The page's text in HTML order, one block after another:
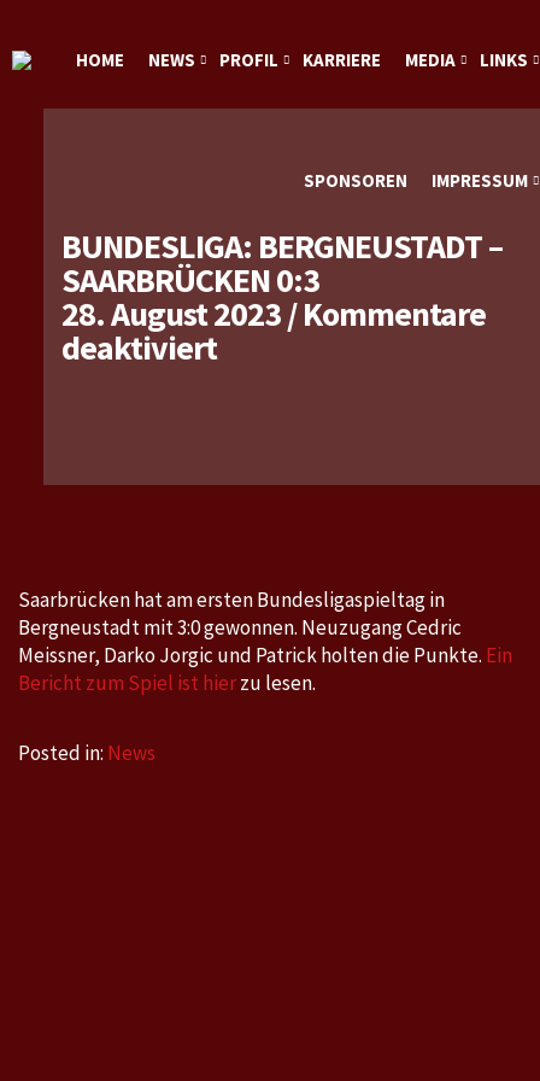
HOME NEWS PROFIL KARRIERE MEDIA LINKS
SPONSOREN IMPRESSUM
BUNDESLIGA: BERGNEUSTADT –
SAARBRÜCKEN 0:3
28. August 2023/Kommentare
deaktiviertfür
Saarbrücken
Saarbrücken hat am ersten Bundesligaspieltag in
Bergneustadt mit 3:0 gewonnen. Neuzugang Cedric
Meissner, Darko Jorgic und Patrick holten die Punkte. Ein
Bericht zum Spiel ist hierzu lesen.
Posted in: News